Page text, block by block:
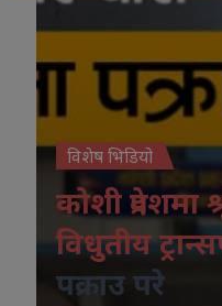
विशेष भिडियो
कोशी प्रदेशमा
विधुतीय
पक्राउ परे